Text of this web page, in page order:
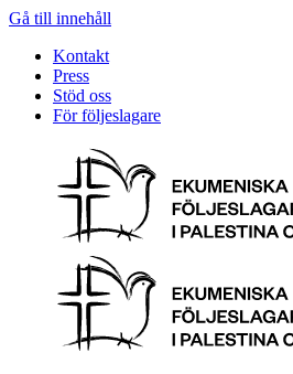
Gå till innehåll
Kontakt
Press
Stöd oss
För följeslagare